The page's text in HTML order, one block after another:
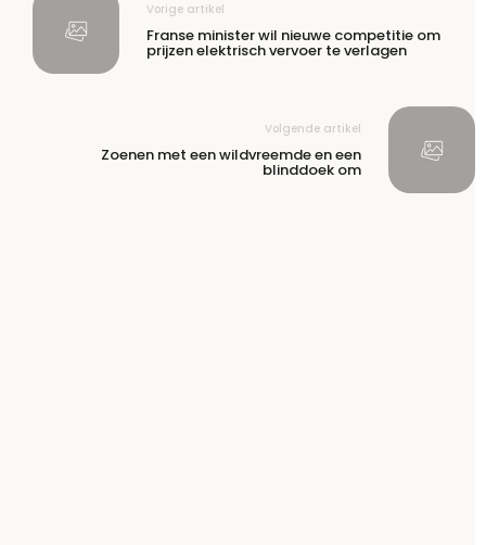
Vorige artikel
Franse minister wil nieuwe competitie om
prijzen elektrisch vervoer te verlagen
Volgende artikel
Zoenen met een wildvreemde en een
blinddoek om